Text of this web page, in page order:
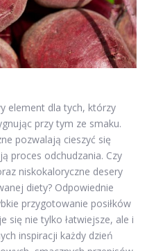
element dla tych, którzy
przy tym ze smaku.
pozwalają cieszyć się
proces odchudzania. Czy
niskokaloryczne desery
diety? Odpowiednie
przygotowanie posiłków
się nie tylko łatwiejsze, ale i
inspiracji każdy dzień